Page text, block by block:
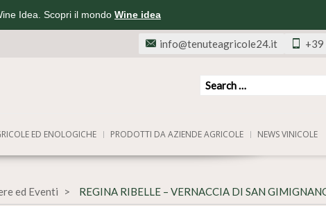
Idea. Scopri il mondo Wine idea
info@tenuteagricole24.it
ED ENOLOGICHE PRODOTTI DA AZIENDE AGRICOLE NEWS VINICOLE
ed Eventi REGINA RIBELLE – VERNACCIA DI SAN